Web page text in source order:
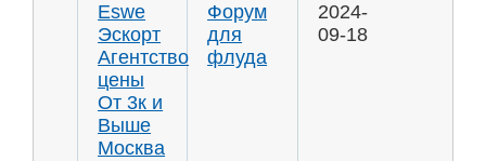
Eswe
Эскорт
Агентство
цены
От 3к и
Выше
Москва
Форум
для
флуда
2024-
09-18